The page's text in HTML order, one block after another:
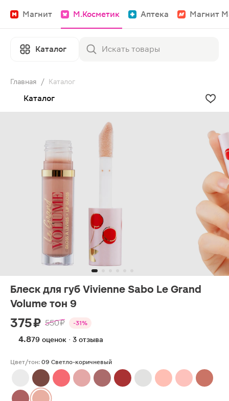
Магнит М.Косметик Аптека Магнит
Каталог
Главная / Каталог
Каталог
Блеск для губ Vivienne Sabo Le Grand
Volume тон 9
375 ₽ 550 ₽ -31%
4.879 оценок · 3 отзыва
Цвет/тон: 09 Светло-коричневый